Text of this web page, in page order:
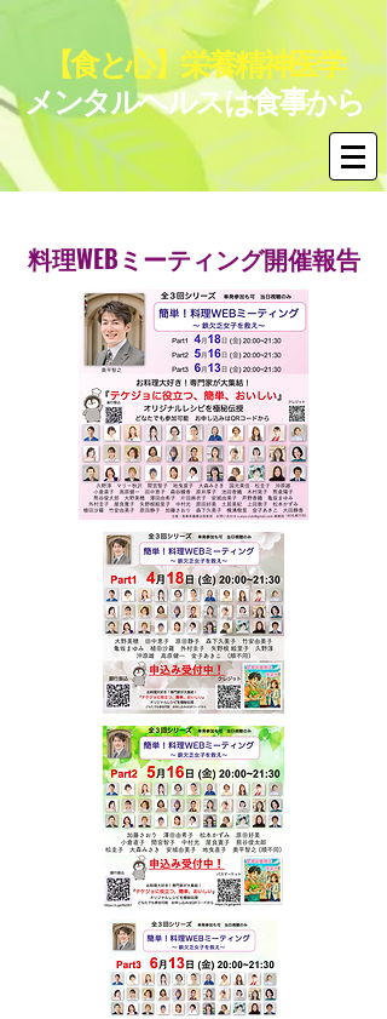
【食と心】栄養精神医学
メンタルヘルスは食事から
料理WEBミーティング開催報告